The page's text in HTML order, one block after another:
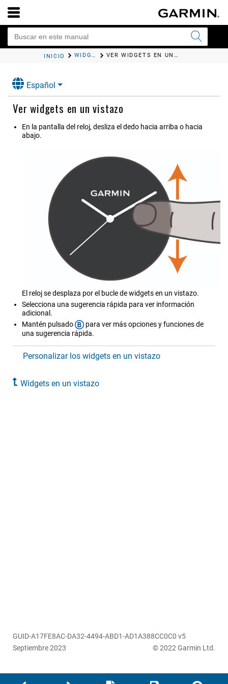
INICIO WIDGETS EN UN VISTAZO VER WIDGETS EN UN VISTAZO
Español
Ver widgets en un vistazo
En la pantalla del reloj, desliza el dedo hacia arriba o hacia
abajo.
El reloj se desplaza por el bucle de widgets en un vistazo.
Selecciona una sugerencia rápida para ver información
adicional.
Mantén pulsado
para ver más opciones y funciones de
una sugerencia rápida.
Personalizar los widgets en un vistazo
Widgets en un vistazo
GUID-A17FE8AC-DA32-4494-ABD1-AD1A388CC0C0 v5
Septiembre 2023
© 2022 Garmin Ltd.